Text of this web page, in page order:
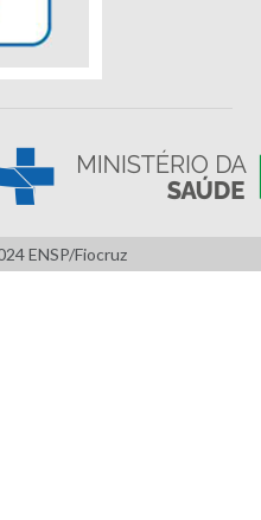
ENSP/Fiocruz